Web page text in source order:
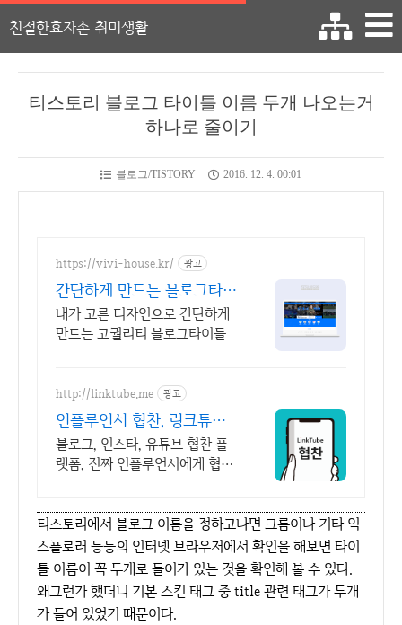
친절한효자손 취미생활
티스토리 블로그 타이틀 이름 두개 나오는거
하나로 줄이기
블로그/TISTORY 2016. 12. 4. 00:01
https://vivi-house.kr/ 광고
간단하게 만드는 블로그타이
틀
내가 고른 디자인으로 간단하게
만드는 고퀄리티 블로그타이틀
http://linktube.me 광고
인플루언서 협찬, 링크튜브
진짜 인플루언서 협찬 플랫
폼
블로그, 인스타, 유튜브 협찬 플
랫폼, 진짜 인플루언서에게 협찬
청을 받아보세요.
티스토리에서 블로그 이름을 정하고나면 크롬이나 기타 익
스플로러 등등의 인터넷 브라우저에서 확인을 해보면 타이
틀 이름이 꼭 두개로 들어가 있는 것을 확인해 볼 수 있다.
왜그런가 했더니 기본 스킨 태그 중 title 관련 태그가 두개
가 들어 있었기 때문이다.